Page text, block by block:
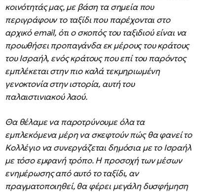
κοινότητάς μας, με βάση τα σημεία που
περιγράφουν το ταξίδι που παρέχονται στο
αρχικό email, ότι ο σκοπός του ταξιδιού είναι να
προωθήσει προπαγάνδα εκ μέρους του κράτους
του Ισραήλ, ενός κράτους που επί του παρόντος
εμπλέκεται στην πιο καλά τεκμηριωμένη
γενοκτονία στην ιστορία, αυτή του
παλαιστινιακού λαού.
Θα θέλαμε να παροτρύνουμε όλα τα
εμπλεκόμενα μέρη να σκεφτούν πώς θα φανεί το
Κολλέγιο να συνεργάζεται δημόσια με το Ισραήλ
με τόσο εμφανή τρόπο. Η προσοχή των μέσων
ενημέρωσης από αυτό το ταξίδι, αν
πραγματοποιηθεί, θα φέρει μεγάλη δυσφήμηση